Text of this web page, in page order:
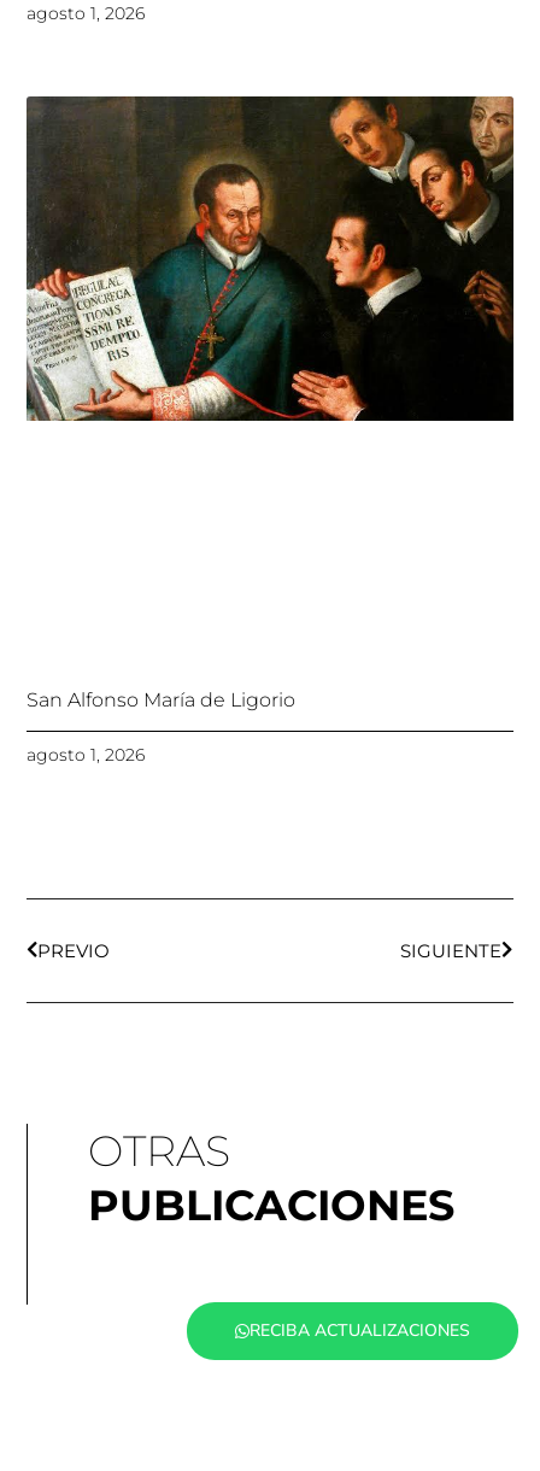
agosto 1, 2026
San Alfonso María de Ligorio
agosto 1, 2026
PREVIO SIGUIENTE
OTRAS
PUBLICACIONES
RECIBA ACTUALIZACIONES